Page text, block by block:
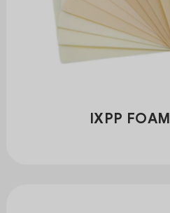
IXPP